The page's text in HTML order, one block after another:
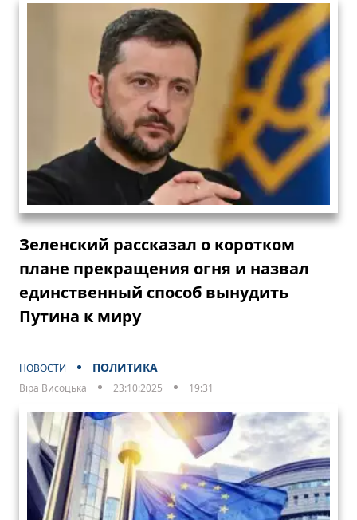
Зеленский рассказал о коротком
плане прекращения огня и назвал
единственный способ вынудить
Путина к миру
НОВОСТИ ПОЛИТИКА
Віра Висоцька 23:10:2025 19:31